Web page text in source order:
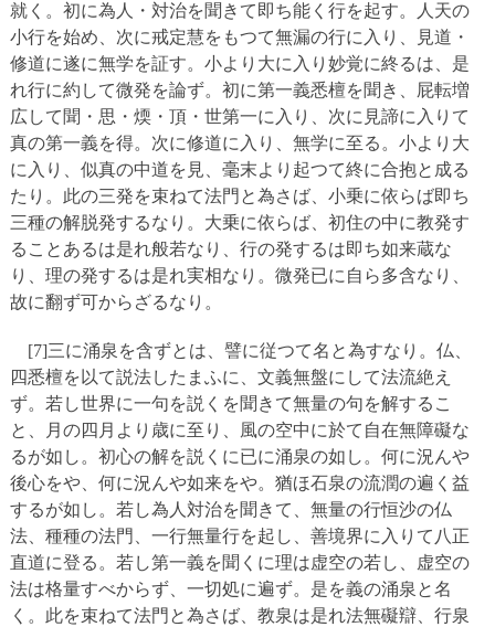
就く。初に為人・対治を聞きて即ち能く行を起す。人天の
小行を始め、次に戒定慧をもつて無漏の行に入り、見道・
修道に遂に無学を証す。小より大に入り妙覚に終るは、是
れ行に約して微発を論ず。初に第一義悉檀を聞き、屁転増
広して聞・思・煗・頂・世第一に入り、次に見諦に入りて
真の第一義を得。次に修道に入り、無学に至る。小より大
に入り、似真の中道を見、毫末より起つて終に合抱と成る
たり。此の三発を束ねて法門と為さば、小乗に依らば即ち
三種の解脱発するなり。大乗に依らば、初住の中に教発す
ることあるは是れ般若なり、行の発するは即ち如来蔵な
り、理の発するは是れ実相なり。微発已に自ら多含なり、
故に翻ず可からざるなり。
[7]三に涌泉を含ずとは、譬に従つて名と為すなり。仏、
四悉檀を以て説法したまふに、文義無盤にして法流絶え
ず。若し世界に一句を説くを聞きて無量の句を解するこ
と、月の四月より歳に至り、風の空中に於て自在無障礙な
るが如し。初心の解を説くに已に涌泉の如し。何に況んや
後心をや、何に況んや如来をや。猶ほ石泉の流潤の遍く益
するが如し。若し為人対治を聞きて、無量の行恒沙の仏
法、種種の法門、一行無量行を起し、善境界に入りて八正
直道に登る。若し第一義を聞くに理は虚空の若し、虚空の
法は格量すべからず、一切処に遍ず。是を義の涌泉と名
く。此を束ねて法門と為さば、教泉は是れ法無礙辯、行泉